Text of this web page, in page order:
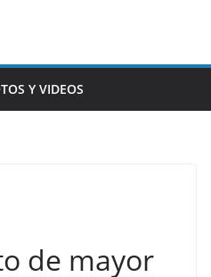
Y VIDEOS
de mayor